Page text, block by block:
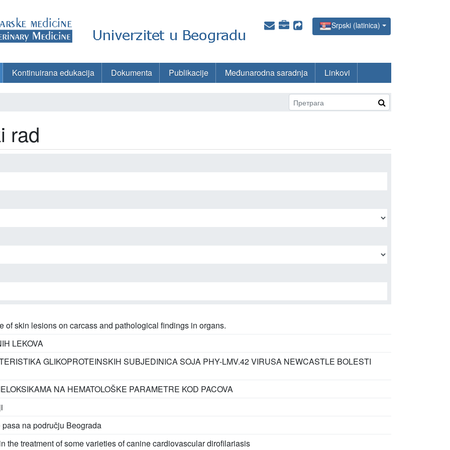
Srpski (latinica)
Kontinuirana edukacija Dokumenta Publikacije Međunarodna saradnja Linkovi
rad
of skin lesions on carcass and pathological findings in organs.
LEKOVA
GLIKOPROTEINSKIH SUBJEDINICA SOJA PHY-LMV.42 VIRUSA NEWCASTLE BOLESTI
NA HEMATOLOŠKE PARAMETRE KOD PACOVA
na području Beograda
the treatment of some varieties of canine cardiovascular dirofilariasis